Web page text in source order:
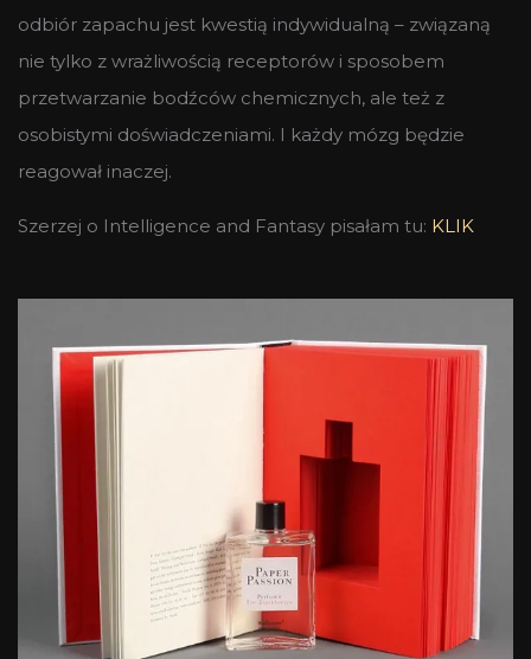
odbiór zapachu jest kwestią indywidualną – związaną
nie tylko z wrażliwością receptorów i sposobem
przetwarzanie bodźców chemicznych, ale też z
osobistymi doświadczeniami. I każdy mózg będzie
reagował inaczej.
Szerzej o Intelligence and Fantasy pisałam tu: KLIK